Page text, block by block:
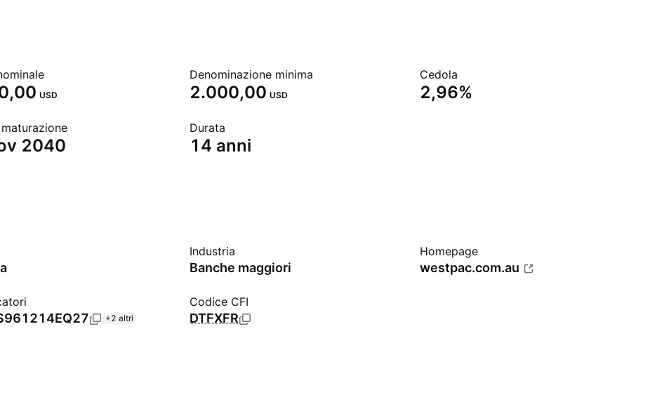
USD
Denominazione minima
2.000,00 USD
Cedola
2,96%
2040
Durata
14 anni
Industria
Banche maggiori
Homepage
westpac.com.au
+2 altri
Codice CFI
DTFXFR